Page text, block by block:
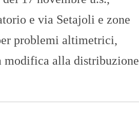
e via Setajoli e zone
problemi altimetrici,
modifica alla distribuzione